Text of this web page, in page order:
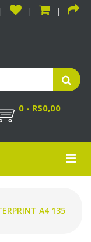
0 - R$0,00
A4 135